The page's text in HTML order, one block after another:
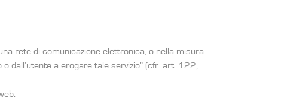
rete di comunicazione elettronica, o nella misura
dall’utente a erogare tale servizio” (cfr. art. 122,